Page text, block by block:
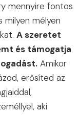
mennyire fontos
milyen mélyen
A szeretet
és támogatja
Amikor
erősíted az
aki